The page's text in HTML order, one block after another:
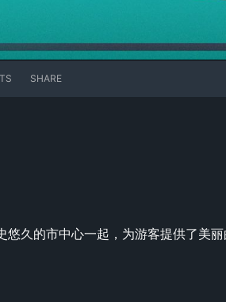
SHARE
久的市中心一起，为游客提供了美丽